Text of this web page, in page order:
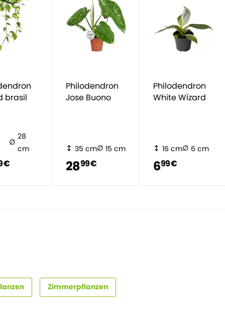
brasil
28
cm
€
Philodendron
Jose Buono
35 cm 15 cm
2899 €
Philodendron
White Wizard
16 cm 6 cm
699 €
Zimmerpflanzen